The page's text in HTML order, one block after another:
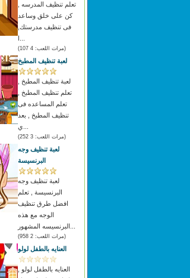
تعلم تنظيف المدرسه ,
كن على خلق وساعد
فى تنظيف مدرستك,
(مرات اللعب: 4 107)
لعبة تنظيف المطبخ
لعبة تنظيف المطبخ ,
تعلم تنظيف المطبخ ,
تعلم المساعده فى
تنظيف المطبخ , بعد
(مرات اللعب: 3 252)
لعبة تنظيف وجه
البرنسيسة
لعبة تنظيف وجه
البرنسيسة , تعلم
افضل طرق تنظيف
الوجه مع هذه
(مرات اللعب: 2 958)
العنايه بالطفل لولو
العنايه بالطفل لولو ,